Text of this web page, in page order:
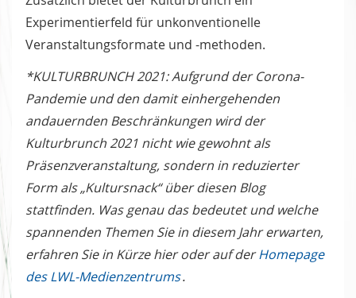
Experimentierfeld für unkonventionelle
Veranstaltungsformate und -methoden.
*KULTURBRUNCH 2021: Aufgrund der Corona-
Pandemie und den damit einhergehenden
andauernden Beschränkungen wird der
Kulturbrunch 2021 nicht wie gewohnt als
Präsenzveranstaltung, sondern in reduzierter
Form als „Kultursnack“ über diesen Blog
stattfinden. Was genau das bedeutet und welche
spannenden Themen Sie in diesem Jahr erwarten,
erfahren Sie in Kürze hier oder auf derHomepage
des LWL-Medienzentrums.